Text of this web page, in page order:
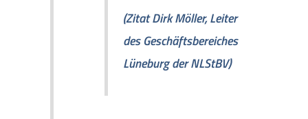
(Zitat Dirk Möller, Leiter
des Geschäftsbereiches
Lüneburg der NLStBV)